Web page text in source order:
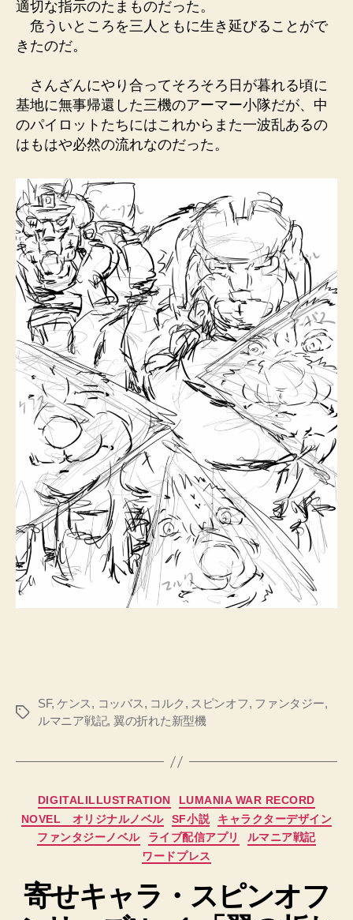
適切な指示のたまものだった。
危ういところを三人ともに生き延びることがで
きたのだ。
さんざんにやり合ってそろそろ日が暮れる頃に
基地に無事帰還した三機のアーマー小隊だが、中
のパイロットたちにはこれからまた一波乱あるの
はもはや必然の流れなのだった。
タ
SF, ケンス, コッバス, コルク , スピンオフ, ファンタジー,
ルマニア戦記, 翼の折れた新型機
カ
テ
ゴ
リ
ー
DIGITALILLUSTRATION
LUMANIA WAR RECORD
NOVEL オリジナルノベル
SF小説
キャラクターデザイン
ファンタジーノベル
ライブ配信アプリ
ルマニア戦記
ワードプレス
寄せキャラ・スピンオフ